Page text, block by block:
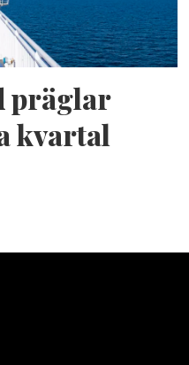
präglar
kvartal